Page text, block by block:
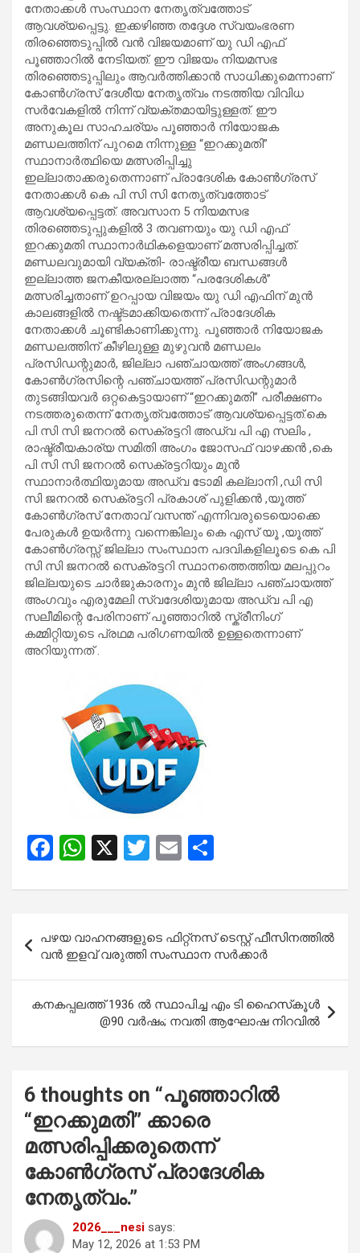
നേതാക്കൾ സംസ്ഥാന നേതൃത്വത്തോട്
ആവശ്യപ്പെട്ടു. ഇക്കഴിഞ്ഞ തദ്ദേശ സ്വയംഭരണ
തിരഞ്ഞെടുപ്പിൽ വൻ വിജയമാണ് യു ഡി എഫ്
പൂഞ്ഞാറിൽ നേടിയത്. ഈ വിജയം നിയമസഭ
തിരഞ്ഞെടുപ്പിലും ആവർത്തിക്കാൻ സാധിക്കുമെന്നാണ്
കോൺഗ്രസ്‌ ദേശീയ നേതൃത്വം നടത്തിയ വിവിധ
സർവേകളിൽ നിന്ന് വ്യക്തമായിട്ടുള്ളത്. ഈ
അനുകൂല സാഹചര്യം പൂഞ്ഞാർ നിയോജക
മണ്ഡലത്തിന് പുറമെ നിന്നുള്ള “ഇറക്കുമതി”
സ്ഥാനാർത്ഥിയെ മത്സരിപ്പിച്ചു
ഇല്ലാതാക്കരുതെന്നാണ് പ്രാദേശിക കോൺഗ്രസ്‌
നേതാക്കൾ കെ പി സി സി നേതൃത്വത്തോട്
ആവശ്യപ്പെട്ടത്. അവസാന 5 നിയമസഭ
തിരഞ്ഞെടുപ്പുകളിൽ 3 തവണയും യു ഡി എഫ്
ഇറക്കുമതി സ്ഥാനാർഥികളെയാണ് മത്സരിപ്പിച്ചത്.
മണ്ഡലവുമായി വ്യക്തി- രാഷ്ട്രീയ ബന്ധങ്ങൾ
ഇല്ലാത്ത ജനകീയരല്ലാത്ത “പരദേശികൾ”
മത്സരിച്ചതാണ് ഉറപ്പായ വിജയം യു ഡി എഫിന് മുൻ
കാലങ്ങളിൽ നഷ്ട്ടമാക്കിയതെന്ന് പ്രാദേശിക
നേതാക്കൾ ചൂണ്ടികാണിക്കുന്നു. പൂഞ്ഞാർ നിയോജക
മണ്ഡലത്തിന് കീഴിലുള്ള മുഴുവൻ മണ്ഡലം
പ്രസിഡന്റുമാർ, ജില്ലാ പഞ്ചായത്ത്‌ അംഗങ്ങൾ,
കോൺഗ്രസിന്റെ പഞ്ചായത്ത്‌ പ്രസിഡന്റുമാർ
തുടങ്ങിയവർ ഒറ്റകെട്ടായാണ് “ഇറക്കുമതി” പരീക്ഷണം
നടത്തരുതെന്ന് നേതൃത്വത്തോട് ആവശ്യപ്പെട്ടത്.കെ
പി സി സി ജനറൽ സെക്രട്ടറി അഡ്വ പി എ സലിം ,
രാഷ്ട്രീയകാര്യ സമിതി അംഗം ജോസഫ് വാഴക്കൻ ,കെ
പി സി സി ജനറൽ സെക്രട്ടറിയും മുൻ
സ്ഥാനാർത്ഥിയുമായ അഡ്വ ടോമി കല്ലാനി ,ഡി സി
സി ജനറൽ സെക്രട്ടറി പ്രകാശ് പുളിക്കൻ ,യൂത്ത്
കോൺഗ്രസ് നേതാവ് വസന്ത് എന്നിവരുടെയൊക്കെ
പേരുകൾ ഉയർന്നു വന്നെങ്കിലും കെ എസ് യൂ ,യൂത്ത്
കോൺഗ്രസ്സ് ജില്ലാ സംസ്ഥാന പദവികളിലൂടെ കെ പി
സി സി ജനറൽ സെക്രട്ടറി സ്ഥാനത്തെത്തിയ മലപ്പുറം
ജില്ലയുടെ ചാർജുകാരനും മുൻ ജില്ലാ പഞ്ചായത്ത്
അംഗവും എരുമേലി സ്വദേശിയുമായ അഡ്വ പി എ
സലീമിന്റെ പേരിനാണ് പൂഞ്ഞാറിൽ സ്ക്രീനിംഗ്
കമ്മിറ്റിയുടെ പ്രഥമ പരിഗണയിൽ ഉള്ളതെന്നാണ്
അറിയുന്നത് .
F
ce
o
o
k
W
at
A
p
p
X
T
tt
E
ail ar
e
navigation
പഴയ വാഹനങ്ങളുടെ ഫിറ്റ്നസ് ടെസ്റ്റ് ഫീസിനത്തിൽ
വൻ ഇളവ് വരുത്തി സംസ്ഥാന സർക്കാർ
കനകപ്പലത്ത് 1936 ൽ സ്ഥാപിച്ച എം ടി ഹൈസ്‌കൂൾ
@90 വർഷം; നവതി ആഘോഷ നിറവിൽ
6 thoughts on “പൂഞ്ഞാറിൽ
“ഇറക്കുമതി” ക്കാരെ
മത്സരിപ്പിക്കരുതെന്ന്
കോൺഗ്രസ്‌ പ്രാദേശിക
നേതൃത്വം.”
2026___nesi says:
May 12, 2026 at 1:53 PM